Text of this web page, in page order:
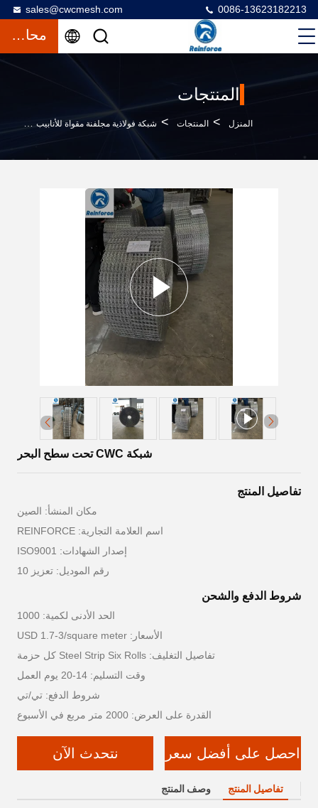
sales@cwcmesh.com 0086-13623182213
محادثة
المنتجات
المنزل > المنتجات > شبكة فولاذية مجلفنة مقواة للأنابيب >
شبكة CWC تحت سطح البحر
تفاصيل المنتج
مكان المنشأ: الصين
اسم العلامة التجارية: REINFORCE
إصدار الشهادات: ISO9001
رقم الموديل: تعزيز 10
شروط الدفع والشحن
الحد الأدنى لكمية: 1000
الأسعار: USD 1.7-3/square meter
تفاصيل التغليف: Steel Strip Six Rolls كل حزمة
وقت التسليم: 14-20 يوم العمل
شروط الدفع: تي/تي
القدرة على العرض: 2000 متر مربع في الأسبوع
احصل على أفضل سعر نتحدث الآن
تفاصيل المنتج وصف المنتج